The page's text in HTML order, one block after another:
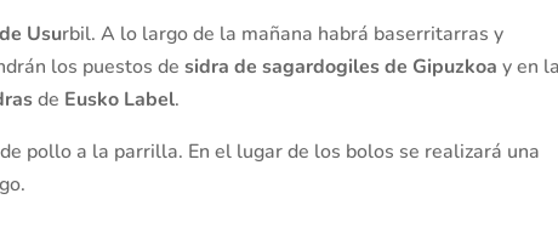
Usurbil. A lo largo de la mañana habrá baserritarras y
los puestos de sidra de sagardogiles de Gipuzkoay en la
de Eusko Label.
pollo a la parrilla. En el lugar de los bolos se realizará una